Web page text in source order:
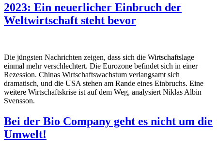
2023: Ein neuerlicher Einbruch der
Weltwirtschaft steht bevor
Die jüngsten Nachrichten zeigen, dass sich die Wirtschaftslage
einmal mehr verschlechtert. Die Eurozone befindet sich in einer
Rezession. Chinas Wirtschaftswachstum verlangsamt sich
dramatisch, und die USA stehen am Rande eines Einbruchs. Eine
weitere Wirtschaftskrise ist auf dem Weg, analysiert Niklas Albin
Svensson.
Bei der Bio Company geht es nicht um die
Umwelt!